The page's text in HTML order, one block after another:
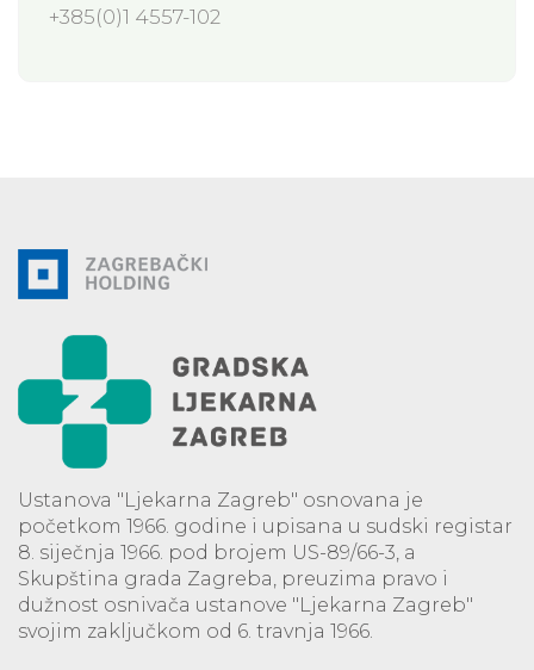
+385(0)1 4557-102
Ustanova "Ljekarna Zagreb" osnovana je
početkom 1966. godine i upisana u sudski registar
8. siječnja 1966. pod brojem US-89/66-3, a
Skupština grada Zagreba, preuzima pravo i
dužnost osnivača ustanove "Ljekarna Zagreb"
svojim zaključkom od 6. travnja 1966.